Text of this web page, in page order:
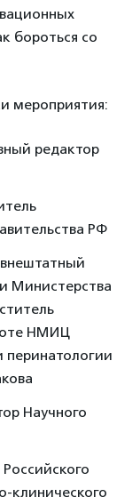
бороться со
мероприятия:
редактор
РФ
Министерства
НМИЦ
перинатологии
Научного
клинического